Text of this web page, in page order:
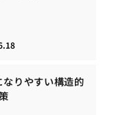
りやすい構造的